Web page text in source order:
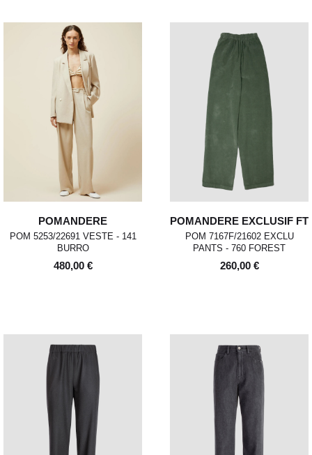
POMANDERE
POM 5253/22691 VESTE - 141
BURRO
480,00 €
POMANDERE EXCLUSIF FT
POM 7167F/21602 EXCLU
PANTS - 760 FOREST
260,00 €